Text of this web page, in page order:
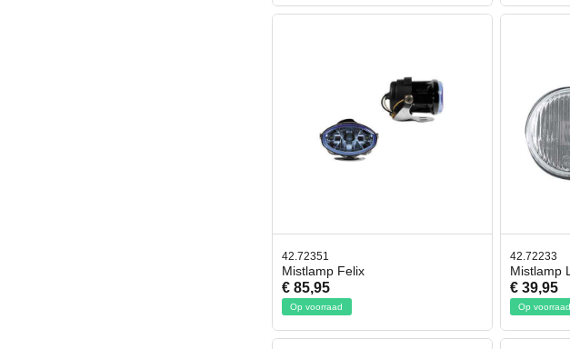
42.72351
Mistlamp Felix
€ 85,95
Op voorraad
42.72233
Mistlamp
€ 39,95
Op voorraad